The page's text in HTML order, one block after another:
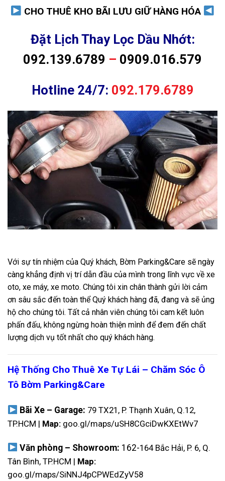
CHO THUÊ KHO BÃI LƯU GIỮ HÀNG HÓA
Đặt Lịch Thay Lọc Dầu Nhớt:
092.139.6789 – 0909.016.579
Hotline 24/7: 092.179.6789
Với sự tín nhiệm của Quý khách, Bờm Parking&Care sẽ ngày
càng khẳng định vị trí dẫn đầu của mình trong lĩnh vực về xe
oto, xe máy, xe moto. Chúng tôi xin chân thành gửi lời cảm
ơn sâu sắc đến toàn thể Quý khách hàng đã, đang và sẽ ủng
hộ cho chúng tôi. Tất cả nhân viên chúng tôi cam kết luôn
phấn đấu, không ngừng hoàn thiện mình để đem đến chất
lượng dịch vụ tốt nhất cho quý khách hàng.
Hệ Thống Cho Thuê Xe Tự Lái – Chăm Sóc Ô
Tô Bờm Parking&Care
Bãi Xe – Garage: 79 TX21, P. Thạnh Xuân, Q.12,
TP.HCM | Map: goo.gl/maps/uSH8CGciDwKXEtWv7
Văn phòng – Showroom: 162-164 Bắc Hải, P. 6, Q.
Tân Bình, TP.HCM | Map:
goo.gl/maps/SiNNJ4pCPWEdZyV58